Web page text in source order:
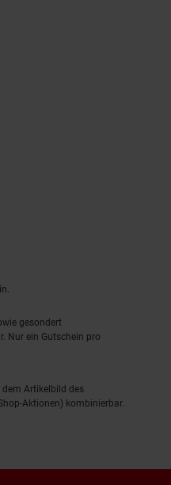
gesondert
Nur ein Gutschein pro
dem Artikelbild des
Aktionen) kombinierbar.